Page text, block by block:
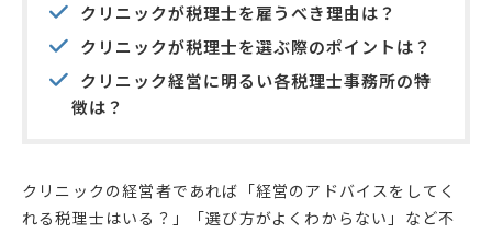
クリニックが税理士を雇うべき理由は？
クリニックが税理士を選ぶ際のポイントは？
クリニック経営に明るい各税理士事務所の特
徴は？
クリニックの経営者であれば「経営のアドバイスをしてく
れる税理士はいる？」「選び方がよくわからない」など不